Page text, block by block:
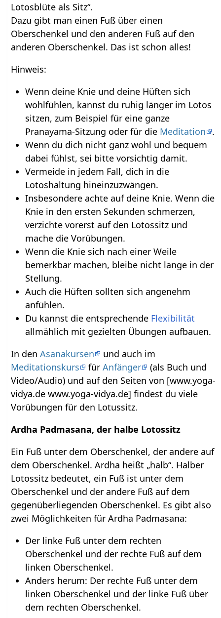
Lotosblüte als Sitz“.
Dazu gibt man einen Fuß über einen
Oberschenkel und den anderen Fuß auf den
anderen Oberschenkel. Das ist schon alles!
Hinweis:
Wenn deine Knie und deine Hüften sich
wohlfühlen, kannst du ruhig länger im Lotos
sitzen, zum Beispiel für eine ganze
Pranayama-Sitzung oder für die Meditation
.
Wenn du dich nicht ganz wohl und bequem
dabei fühlst, sei bitte vorsichtig damit.
Vermeide in jedem Fall, dich in die
Lotoshaltung hineinzuzwängen.
Insbesondere achte auf deine Knie. Wenn die
Knie in den ersten Sekunden schmerzen,
verzichte vorerst auf den Lotossitz und
mache die Vorübungen.
Wenn die Knie sich nach einer Weile
bemerkbar machen, bleibe nicht lange in der
Stellung.
Auch die Hüften sollten sich angenehm
anfühlen.
Du kannst die entsprechende Flexibilität
allmählich mit gezielten Übungen aufbauen.
In denAsanakursen
und auch im
Meditationskurs
fürAnfänger
(als Buch und
Video/Audio) und auf den Seiten von [www.yoga-
vidya.de www.yoga-vidya.de] findest du viele
Vorübungen für den Lotussitz.
Ardha Padmasana, der halbe Lotossitz
Ein Fuß unter dem Oberschenkel, der andere auf
dem Oberschenkel. Ardha heißt „halb“. Halber
Lotossitz bedeutet, ein Fuß ist unter dem
Oberschenkel und der andere Fuß auf dem
gegenüberliegenden Oberschenkel. Es gibt also
zwei Möglichkeiten für Ardha Padmasana:
Der linke Fuß unter dem rechten
Oberschenkel und der rechte Fuß auf dem
linken Oberschenkel.
Anders herum: Der rechte Fuß unter dem
linken Oberschenkel und der linke Fuß über
dem rechten Oberschenkel.